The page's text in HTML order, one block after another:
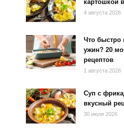
картошкой
4 августа 2026
Что быстро
ужин? 20
рецептов
1 августа 2026
Суп с
вкусный
30 июля 2026